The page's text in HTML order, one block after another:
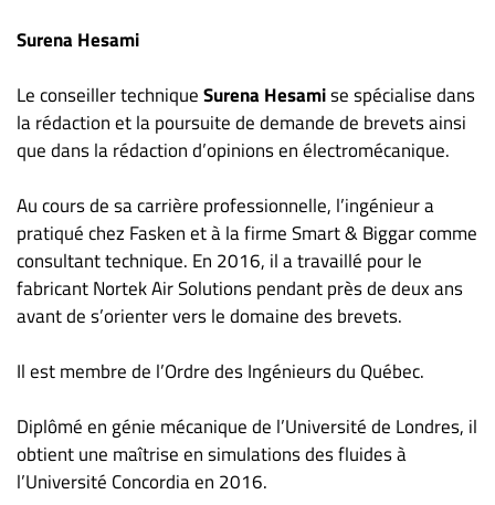
Surena Hesami
Le conseiller techniqueSurena Hesamise spécialise dans
la rédaction et la poursuite de demande de brevets ainsi
que dans la rédaction d’opinions en électromécanique.
Au cours de sa carrière professionnelle, l’ingénieur a
pratiqué chez Fasken et à la firme Smart & Biggar comme
consultant technique. En 2016, il a travaillé pour le
fabricant Nortek Air Solutions pendant près de deux ans
avant de s’orienter vers le domaine des brevets.
Il est membre de l’Ordre des Ingénieurs du Québec.
Diplômé en génie mécanique de l’Université de Londres, il
obtient une maîtrise en simulations des fluides à
l’Université Concordia en 2016.